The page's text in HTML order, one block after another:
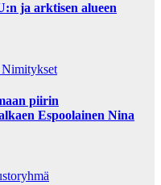
ja arktisen alueen
Nimitykset
piirin
Espoolainen Nina